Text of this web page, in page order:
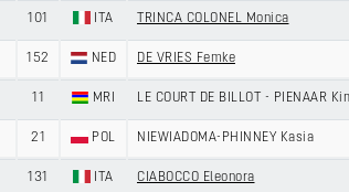
101 ITA TRINCA COLONEL Monica
152 NED DE VRIES Femke
11 MRI LE COURT DE BILLOT - PIENAAR
21 POL NIEWIADOMA-PHINNEY Kasia
131 ITA CIABOCCO Eleonora